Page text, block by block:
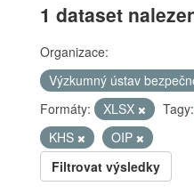
1 dataset
Organizace:
Výzkumný ústav
Formáty:
XLSX Tagy:
KHS
OIP
Filtrovat výsledky